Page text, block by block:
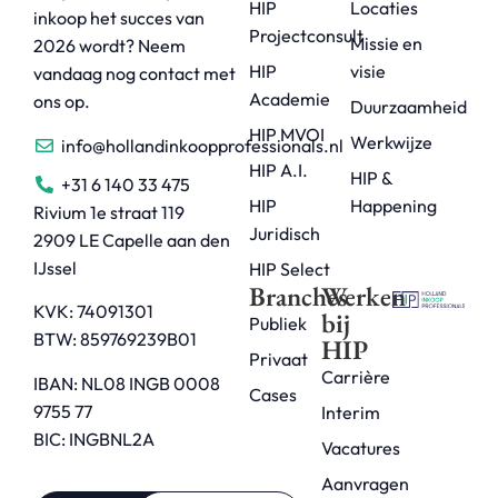
inkoop het succes van
2026 wordt? Neem
vandaag nog contact met
ons op.
info@hollandinkoopprofessionals.nl
+31 6 140 33 475
Rivium 1e straat 119
2909 LE Capelle aan den
IJssel
KVK: 74091301
BTW: 859769239B01
IBAN: NL08 INGB 0008
9755 77
BIC: INGBNL2A
HIP
Projectconsult
HIP
Academie
HIP MVOI
HIP A.I.
HIP
Juridisch
HIP Select
Locaties
Missie en
visie
Duurzaamheid
Werkwijze
HIP &
Happening
Branches
Publiek
Privaat
Cases
Werken
bij
HIP
Carrière
Interim
Vacatures
Aanvragen